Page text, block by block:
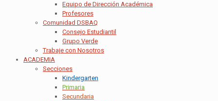
Equipo de Dirección Académica
Profesores
Comunidad DSBAQ
Consejo Estudiantil
Grupo Verde
Trabaje con Nosotros
ACADEMIA
Secciones
Kindergarten
Primaria
Secundaria